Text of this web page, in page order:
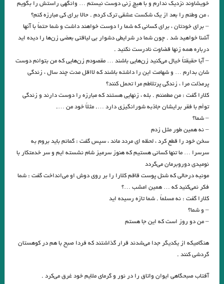
نیستیم ،ما ز بی‌جاییم و بی‌جا می رویم
آیشمن در اورشلیم. نوشته‌ هانا آرنت با ترجمه زهرا شمس / نشر برج
من درپرانتز . فریبا صدیقیم
پناه غربت غمناک دست‌هایش باش که دردناک‌ترین ساقه‌های تنهایی است…
حسین منزوی
. وقتی که من بچه بودم
روشن تر از خاموشی چراغی ندیدم و سخنی به از بی سخنی نشنیدم. ساکن
سرای سکوت شدم. تذکره الاولیاء
شاید آدم هیچ وقت درنیابد که حدومرز کافی بودن کجاست، احتمالا هیچ وقت…
نوشتن همین و تمام / مارگریت دوراس
آنکه در قلب من است ،فطریه‌اش هم به من است؟ اصغر معاذی
خویشاوند نزدیک ندارم و با هیچ زنی دوست نیستم … وانگهی راستش را بگویم
، من وطنم را بعد از یک شکست عشقی ترک کردم . حالا برای کی مبارزه کنم؟
– برای خودتان ، برای کسانی که شما را دوست خواهند داشت و شما حتماً با آنها
آشنا خواهید شد . چون شما در شرایطی دشوار بی لیاقتی بعضی زن‌ها را دیده اید
درباره همه زنها قضاوت نادرست نکنید .
– آیا حقیقتاً خیال می‌کنید زن‌هایی باشند … مقصودم زن‌هایی که من بتوانم دوست
شان بدارم … و شهامت این را داشته باشند که لااقل مدت چند سال ، زندگی
پرمذلت مرا ، زندگی پرتلاطم مرا تحمل کنند؟
کلارا گفت : من مطمئنم . بله ، زنهایی هستند که مبارزه را دوست دارند و زندگی
توأم با فقر برایشان جاذبه شورانگیزی دارد …. مثلاً خود من ….
– شما؟
– نه همین طور مثل زدم
سخن خود را قطع کرد ، لحظه ای مردد ماند ، سپس گفت : گمانم باید بروم به
سرسرا … ما تنها کسانی هستیم که هنوز سرمیز شام نشسته ایم و سر خدمتکار با
نومیدی دوروبرمان می‌گردد
مونیه درحالی که شنل پوست قاقم کلارا را بر روی دوش او می‌انداخت گفت : شما
فکر نمی‌کنید که … همین امشب …؟
کلارا گفت : نه مسلماً . شما تازه رسیده اید
– و شما؟
– من دو روز است که این جا هستم
هنگامیکه از یکدیگر جدا می‌شدند قرار گذاشتند که فردا صبح با هم در کوهستان
گردشی کنند .
آفتاب صبحگاهی ایوان واتاق را در نور و گرمای ملایم خود غرق می‌کرد .